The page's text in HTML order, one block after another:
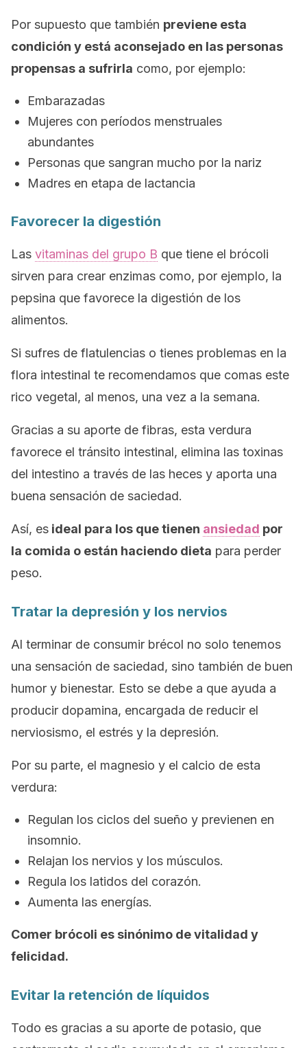
Por supuesto que también previene esta
condición y está aconsejado en las personas
propensas a sufrirla como, por ejemplo:
Embarazadas
Mujeres con períodos menstruales
abundantes
Personas que sangran mucho por la nariz
Madres en etapa de lactancia
Favorecer la digestión
Las vitaminas del grupo B que tiene el brócoli
sirven para crear enzimas como, por ejemplo, la
pepsina que favorece la digestión de los
alimentos.
Si sufres de flatulencias o tienes problemas en la
flora intestinal te recomendamos que comas este
rico vegetal, al menos, una vez a la semana.
Gracias a su aporte de fibras, esta verdura
favorece el tránsito intestinal, elimina las toxinas
del intestino a través de las heces y aporta una
buena sensación de saciedad.
Así, es ideal para los que tienen ansiedad por
la comida o están haciendo dieta para perder
peso.
Tratar la depresión y los nervios
Al terminar de consumir brécol no solo tenemos
una sensación de saciedad, sino también de buen
humor y bienestar. Esto se debe a que ayuda a
producir dopamina, encargada de reducir el
nerviosismo, el estrés y la depresión.
Por su parte, el magnesio y el calcio de esta
verdura:
Regulan los ciclos del sueño y previenen en
insomnio.
Relajan los nervios y los músculos.
Regula los latidos del corazón.
Aumenta las energías.
Comer brócoli es sinónimo de vitalidad y
felicidad.
Evitar la retención de líquidos
Todo es gracias a su aporte de potasio, que